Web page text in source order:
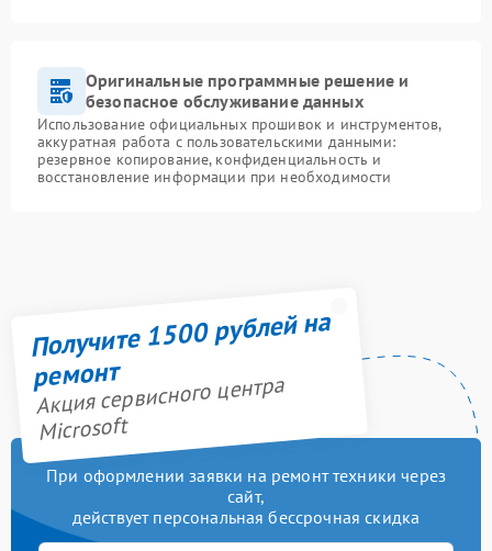
Оригинальные программные решение и
безопасное обслуживание данных
Использование официальных прошивок и инструментов,
аккуратная работа с пользовательскими данными:
резервное копирование, конфиденциальность и
восстановление информации при необходимости
Получите 1500 рублей на
ремонт
Акция сервисного центра
Microsoft
При оформлении заявки на ремонт техники через
сайт,
действует персональная бессрочная скидка